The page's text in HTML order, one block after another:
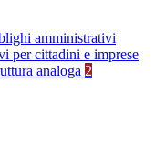
amministrativi
per cittadini e imprese
analoga 2